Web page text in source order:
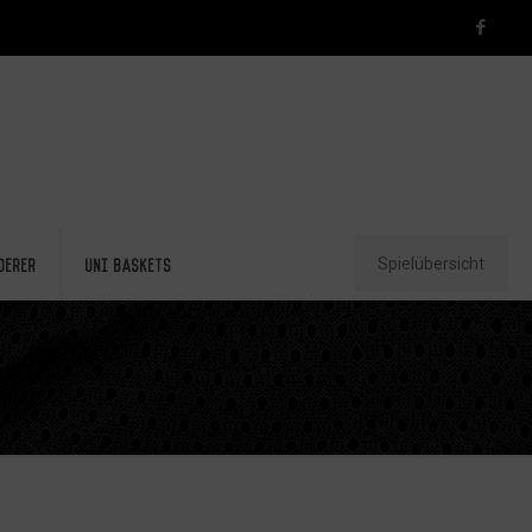
Uni Baskets Spielübersicht